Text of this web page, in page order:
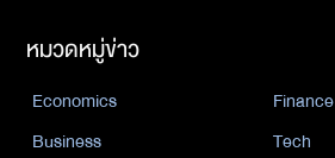
หมวดหมู่ข่าว
Economics
Finance
Business
Tech